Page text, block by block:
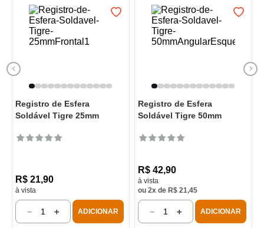
Registro de Esfera
Soldável Tigre 25mm
R$ 21,90
à vista
＋
－ ADICIONAR
Registro de Esfera
Soldável Tigre 50mm
R$ 42,90
à vista
ou 2x de R$ 21,45
＋
－ ADICIONAR